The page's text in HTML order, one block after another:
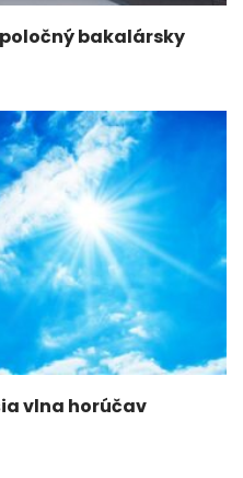
bakalársky
vlna horúčav